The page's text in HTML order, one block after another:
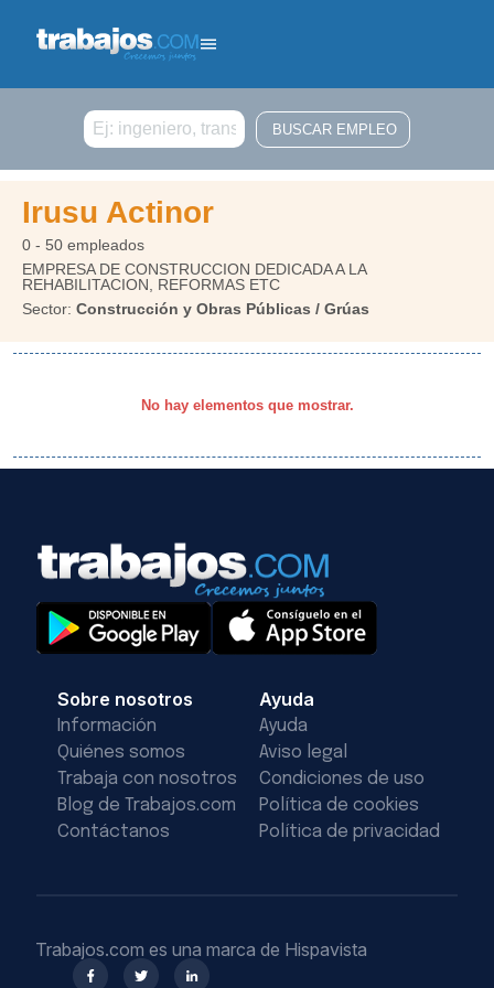
Buscar
Irusu Actinor
0 - 50 empleados
EMPRESA DE CONSTRUCCION DEDICADA A LA
REHABILITACION, REFORMAS ETC
Sector: Construcción y Obras Públicas / Grúas
No hay elementos que mostrar.
Sobre nosotros
Información
Quiénes somos
Trabaja con nosotros
Blog de Trabajos.com
Contáctanos
Ayuda
Ayuda
Aviso legal
Condiciones de uso
Política de cookies
Política de privacidad
Trabajos.com es una marca de Hispavista